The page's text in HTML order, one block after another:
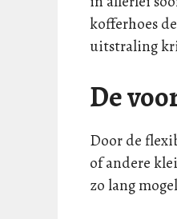
kofferhoes
uitstraling
De
Door de
of andere
zo lang